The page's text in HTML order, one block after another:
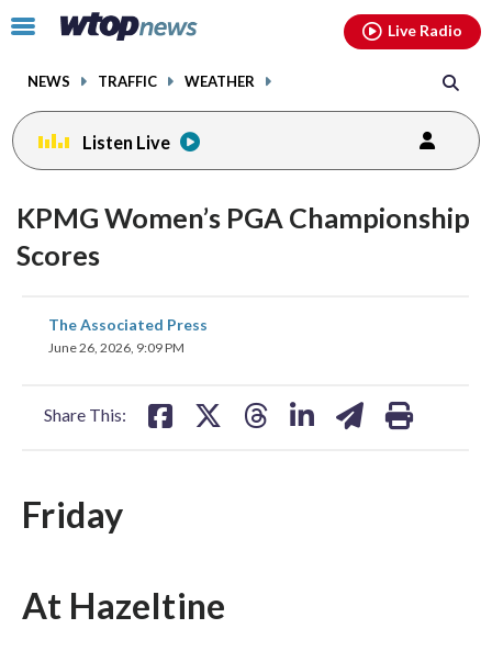
Click
toggle
menu.
NEWS TRAFFIC WEATHER
Live Radio
Listen Live
KPMG Women’s PGA Championship
Scores
The Associated Press
June 26, 2026, 9:09 PM
Share This:
share
on
Friday
At Hazeltine
facebookinstagram youtubethreads